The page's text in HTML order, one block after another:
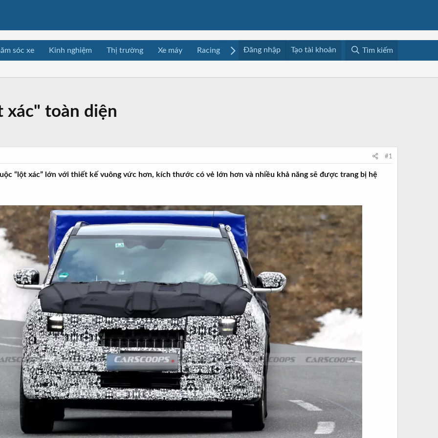
sóc xe Kinh nghiệm Thị trường Xe máy Racing Mua bán Media Resources
Đăng nhập Tạo tài khoản Tìm kiếm
xác" toàn diện
#1
“lột xác” lớn với thiết kế vuông vức hơn, kích thước có vẻ lớn hơn và nhiều khả năng sẽ được trang bị hệ